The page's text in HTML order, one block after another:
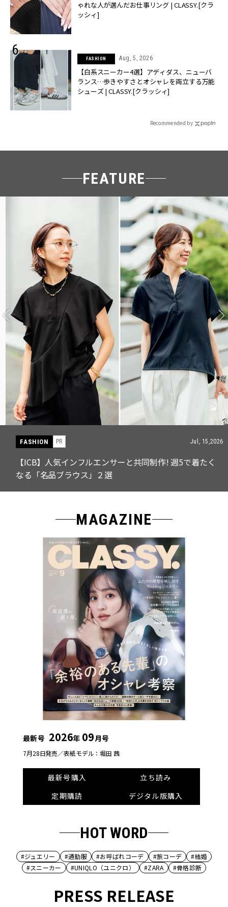
ゃれな人が選んだお仕事リング | CLASSY.[クラ
ッシィ]
FASHION Aug, 5, 2026
【白系スニーカー4選】アディダス、ニューバ
ランス…歩きやすさとオシャレを両立する万能
シューズ | CLASSY.[クラッシィ]
Recommended by
FEATURE
FASHION Jul, 15,2026
【ICB】人気インフルエンサーと共同制作! 週5で着たく
なる「名品ブラウス」２選
MAGAZINE
最新号 2026年 09月号
7月28日発売／表紙モデル：堀田 茜
最新号購入
立ち読み
定期購読
デジタル版購入
HOT WORD
#ジュエリー #通勤服 #お呼ばれコーデ #旅コーデ
#結婚
#スニーカー
#UNIQLO（ユニクロ） #ZARA #骨格診断
PRESS RELEASE